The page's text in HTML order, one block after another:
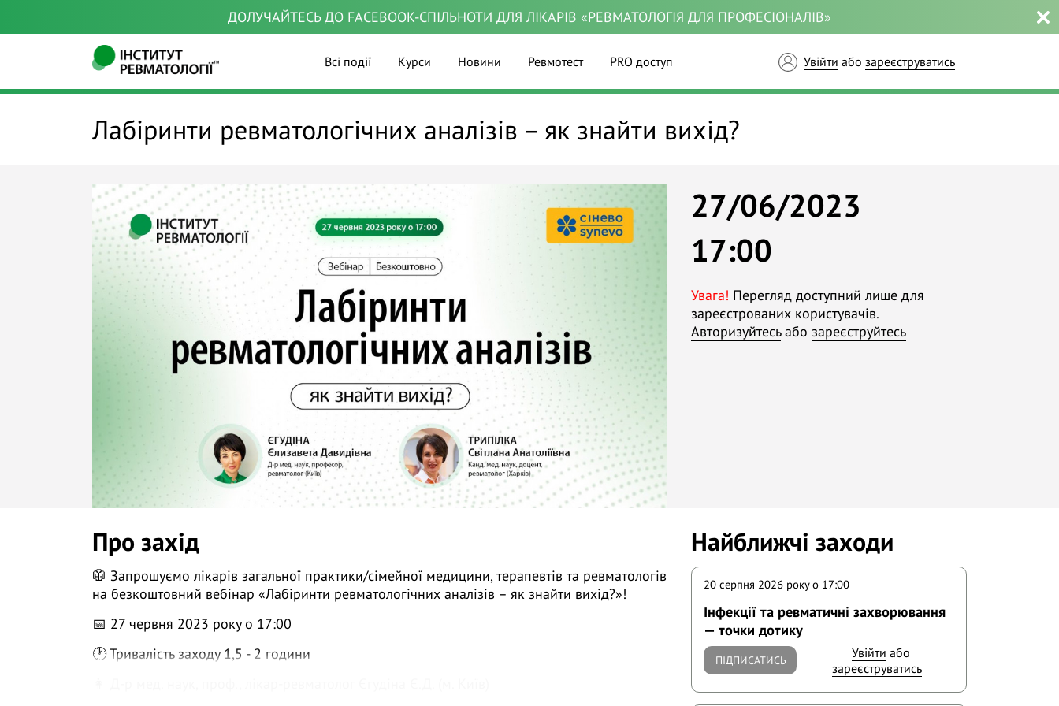
ДОЛУЧАЙТЕСЬ ДО FACEBOOK-СПІЛЬНОТИ ДЛЯ ЛІКАРІВ «РЕВМАТОЛОГІЯ ДЛЯ ПРОФЕСІОНАЛІВ»
Всі події Курси Новини Ревмотест PRO доступ Увійти або зареєструватись
Лабіринти ревматологічних аналізів – як знайти вихід?
27/06/2023
17:00
Увага! Перегляд доступний лише для
зареєстрованих користувачів.
Авторизуйтесьабо зареєструйтесь
Про захід
🥼 Запрошуємо лікарів загальної практики/сімейної медицини, терапевтів та ревматологів
на безкоштовний вебінар «Лабіринти ревматологічних аналізів – як знайти вихід?»!
📅 27 червня 2023 року о 17:00
🕐 Тривалість заходу 1,5 - 2 години
Найближчі заходи
20 серпня 2026 року o 17:00
Інфекції та ревматичні захворювання
— точки дотику
ПІДПИСАТИСЬ Увійти або
зареєструватись